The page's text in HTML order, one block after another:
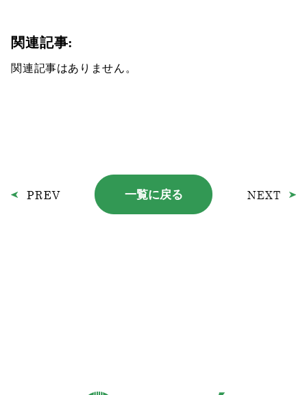
関連記事:
関連記事はありません。
一覧に戻る